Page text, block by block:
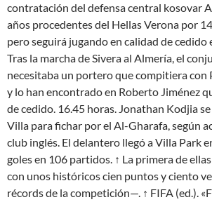
contratación del defensa central kosovar
años procedentes del Hellas Verona por
pero seguirá jugando en calidad de cedido
Tras la marcha de Sivera al Almería, el
necesitaba un portero que compitiera con
y lo han encontrado en Roberto Jiménez
de cedido. 16.45 horas. Jonathan Kodjia
Villa para fichar por el Al-Gharafa, según
club inglés. El delantero llegó a Villa Park
goles en 106 partidos. ↑ La primera de
con unos históricos cien puntos y ciento
récords de la competición—. ↑ FIFA (ed.).